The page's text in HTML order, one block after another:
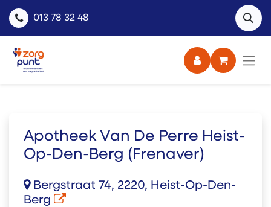
013 78 32 48
Apotheek Van De Perre Heist-
Op-Den-Berg (Frenaver)
Bergstraat 74, 2220, Heist-Op-Den-
Berg